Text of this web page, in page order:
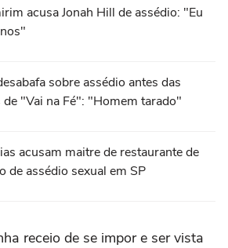
acusa Jonah Hill de assédio: "Eu
sobre assédio antes das
de "Vai na Fé": "Homem tarado"
acusam maitre de restaurante de
de assédio sexual em SP
receio de se impor e ser vista